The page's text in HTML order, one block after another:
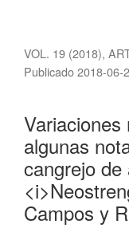
VOL. 19 (2018),
algunas
cangrejo
Campos y
Publicado 2018-06-